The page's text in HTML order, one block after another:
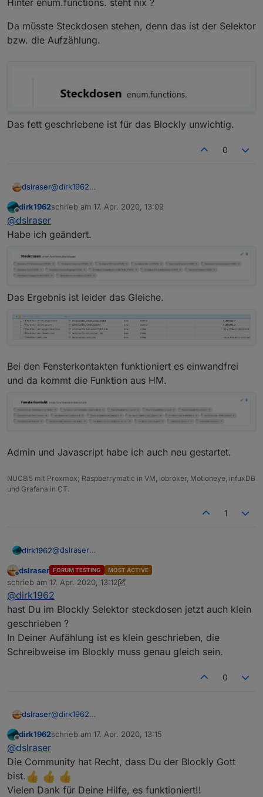
Hinter enum.functions. steht nix ?
Da müsste Steckdosen stehen, denn das ist der Selektor
bzw. die Aufzählung.
Das fett geschriebene ist für das Blockly unwichtig.
0
dslraser@dirk1962
Da müsste Steckdosen stehen, denn das ist der
Selektor bzw. die Aufzählung.
Das fett geschriebene ist für das Blockly unwichtig.
Offline
dirk1962schrieb am 17. Apr. 2020, 13:09
zuletzt editiert von
@dslraser
Habe ich geändert.
Das Ergebnis ist leider das Gleiche.
Bei den Fensterkontakten funktioniert es einwandfrei
und da kommt die Funktion aus HM.
Admin und Javascript habe ich auch neu gestartet.
NUC8i5 mit Proxmox; Raspberrymatic in VM, iobroker, Motioneye, infuxDB
und Grafana in CT.
1
dirk1962@dslraser
Das Ergebnis ist leider das Gleiche.
Bei den Fensterkontakten funktioniert es einwandfrei
und da kommt die Funktion aus HM.
Admin und Javascript habe ich auch neu gestartet.
Offline
dslraser FORUM TESTING MOST ACTIVE
schrieb am 17. Apr. 2020, 13:12
zuletzt editiert von dslraser
@dirk1962
hast Du im Blockly Selektor steckdosen jetzt auch klein
geschrieben ?
In Deiner Aufählung ist es klein geschrieben, die
Schreibweise im Blockly muss genau gleich sein.
0
dslraser@dirk1962
klein geschrieben ?
Schreibweise im Blockly muss genau gleich sein.
Offline
dirk1962schrieb am 17. Apr. 2020, 13:15
zuletzt editiert von
@dslraser
Die Community hat Recht, dass Du der Blockly Gott
bist.
Vielen Dank für Deine Hilfe, es funktioniert!!